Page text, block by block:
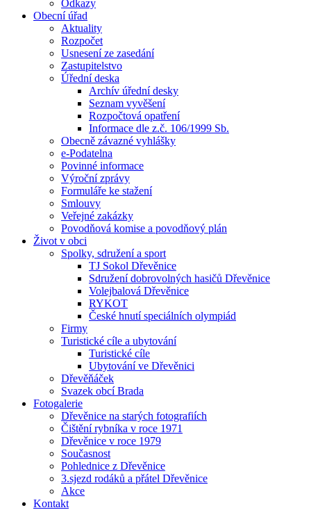
Odkazy
Obecní úřad
Aktuality
Rozpočet
Usnesení ze zasedání
Zastupitelstvo
Úřední deska
Archív úřední desky
Seznam vyvěšení
Rozpočtová opatření
Informace dle z.č. 106/1999 Sb.
Obecně závazné vyhlášky
e-Podatelna
Povinné informace
Výroční zprávy
Formuláře ke stažení
Smlouvy
Veřejné zakázky
Povodňová komise a povodňový plán
Život v obci
Spolky, sdružení a sport
TJ Sokol Dřevěnice
Sdružení dobrovolných hasičů Dřevěnice
Volejbalová Dřevěnice
RYKOT
České hnutí speciálních olympiád
Firmy
Turistické cíle a ubytování
Turistické cíle
Ubytování ve Dřevěnici
Dřevěňáček
Svazek obcí Brada
Fotogalerie
Dřevěnice na starých fotografiích
Čištění rybníka v roce 1971
Dřevěnice v roce 1979
Současnost
Pohlednice z Dřevěnice
3.sjezd rodáků a přátel Dřevěnice
Akce
Kontakt